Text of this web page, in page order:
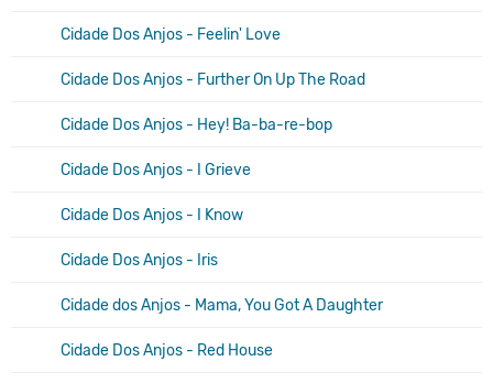
Cidade Dos Anjos - Feelin' Love
Cidade Dos Anjos - Further On Up The Road
Cidade Dos Anjos - Hey! Ba-ba-re-bop
Cidade Dos Anjos - I Grieve
Cidade Dos Anjos - I Know
Cidade Dos Anjos - Iris
Cidade dos Anjos - Mama, You Got A Daughter
Cidade Dos Anjos - Red House